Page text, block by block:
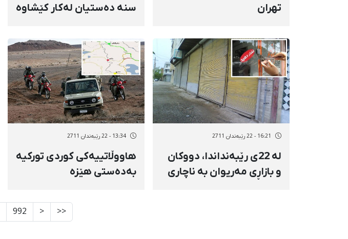
تهران
سنە دەستیان لەكار كێشاوە
16:21 - 22 رێبەندان 2711
لە 22ی رێبەنداندا، دووكان
و بازاڕی مەریوان بە ناچاری
13:34 - 22 رێبەندان 2711
هاووڵاتییەكی كوردی توركیە
بەدەستی هێزە
<<
<
992